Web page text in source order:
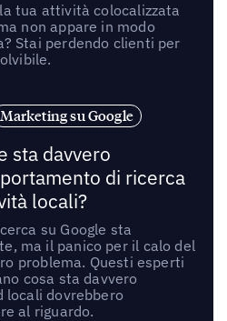
tua attività colocalizzata
non appare in modo
Stai perdendo clienti per
Marketing su Google
sta davvero
di ricerca
locali?
su Google sta
ma il panico per il calo del
problema. Questi esperti
cosa sta davvero
locali dovrebbero
al riguardo.